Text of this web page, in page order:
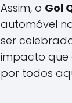
Assim, o Gol
automóvel
ser
impacto que
por todos